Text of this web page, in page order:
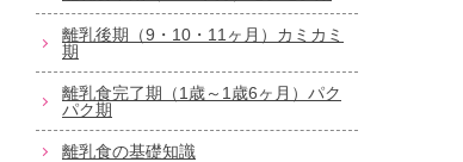
離乳後期（9・10・11ヶ月）カミカミ
期
離乳食完了期（1歳～1歳6ヶ月）パク
パク期
離乳食の基礎知識